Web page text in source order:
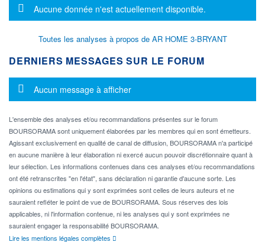
Message d'information
Aucune donnée n'est actuellement disponible.
Toutes les analyses à propos de AR HOME 3-BRYANT
DERNIERS MESSAGES SUR LE FORUM
Message d'information
Aucun message à afficher
L'ensemble des analyses et/ou recommandations présentes sur le forum
BOURSORAMA sont uniquement élaborées par les membres qui en sont émetteurs.
Agissant exclusivement en qualité de canal de diffusion, BOURSORAMA n'a participé
en aucune manière à leur élaboration ni exercé aucun pouvoir discrétionnaire quant à
leur sélection. Les informations contenues dans ces analyses et/ou recommandations
ont été retranscrites "en l'état", sans déclaration ni garantie d'aucune sorte. Les
opinions ou estimations qui y sont exprimées sont celles de leurs auteurs et ne
sauraient refléter le point de vue de BOURSORAMA. Sous réserves des lois
applicables, ni l'information contenue, ni les analyses qui y sont exprimées ne
sauraient engager la responsabilité BOURSORAMA.
Lire les mentions légales complètes